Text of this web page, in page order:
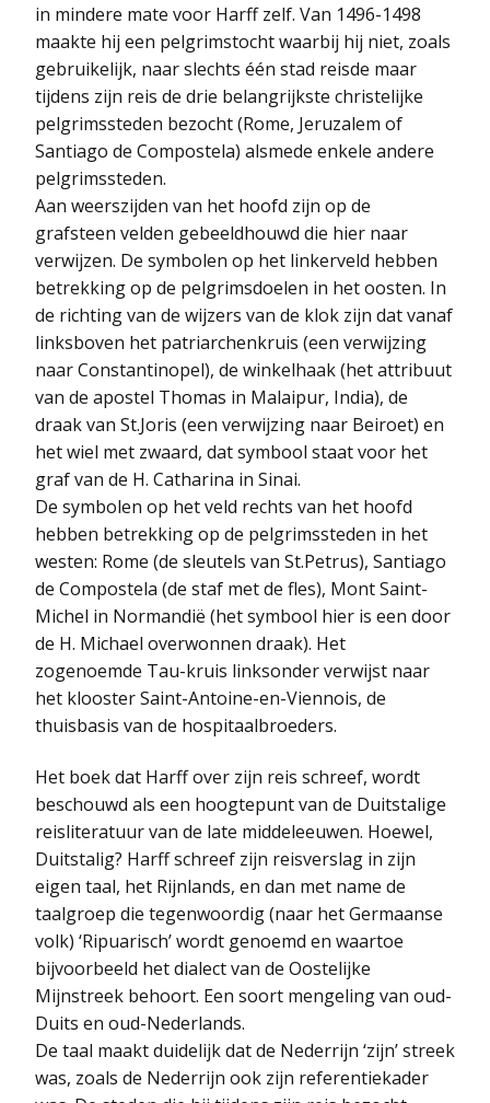
in mindere mate voor Harff zelf. Van 1496-1498
maakte hij een pelgrimstocht waarbij hij niet, zoals
gebruikelijk, naar slechts één stad reisde maar
tijdens zijn reis de drie belangrijkste christelijke
pelgrimssteden bezocht (Rome, Jeruzalem of
Santiago de Compostela) alsmede enkele andere
pelgrimssteden.
Aan weerszijden van het hoofd zijn op de
grafsteen velden gebeeldhouwd die hier naar
verwijzen. De symbolen op het linkerveld hebben
betrekking op de pelgrimsdoelen in het oosten. In
de richting van de wijzers van de klok zijn dat vanaf
linksboven het patriarchenkruis (een verwijzing
naar Constantinopel), de winkelhaak (het attribuut
van de apostel Thomas in Malaipur, India), de
draak van St.Joris (een verwijzing naar Beiroet) en
het wiel met zwaard, dat symbool staat voor het
graf van de H. Catharina in Sinai.
De symbolen op het veld rechts van het hoofd
hebben betrekking op de pelgrimssteden in het
westen: Rome (de sleutels van St.Petrus), Santiago
de Compostela (de staf met de fles), Mont Saint-
Michel in Normandië (het symbool hier is een door
de H. Michael overwonnen draak). Het
zogenoemde Tau-kruis linksonder verwijst naar
het klooster Saint-Antoine-en-Viennois, de
thuisbasis van de hospitaalbroeders.
Het boek dat Harff over zijn reis schreef, wordt
beschouwd als een hoogtepunt van de Duitstalige
reisliteratuur van de late middeleeuwen. Hoewel,
Duitstalig? Harff schreef zijn reisverslag in zijn
eigen taal, het Rijnlands, en dan met name de
taalgroep die tegenwoordig (naar het Germaanse
volk) ‘Ripuarisch’ wordt genoemd en waartoe
bijvoorbeeld het dialect van de Oostelijke
Mijnstreek behoort. Een soort mengeling van oud-
Duits en oud-Nederlands.
De taal maakt duidelijk dat de Nederrijn ‘zijn’ streek
was, zoals de Nederrijn ook zijn referentiekader